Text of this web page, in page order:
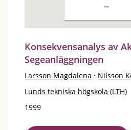
Konsekvensanalys av
Segeanläggningen
Larsson Magdalena · Nilsson
Lunds tekniska högskola (LTH)
1999